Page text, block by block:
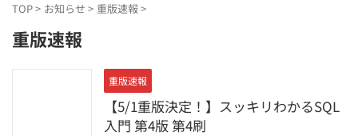
TOP> お知らせ > 重版速報 >
重版速報
重版速報
【5/1重版決定！】スッキリわかるSQL
入門 第4版 第4刷